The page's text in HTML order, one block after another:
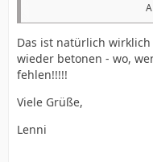
- falsche Anordnung
- Heberleinrollen auf
- Werkzeugkiste auf
Das ist natürlich
wieder betonen - wo,
fehlen!!!!!
Viele Grüße,
Lenni